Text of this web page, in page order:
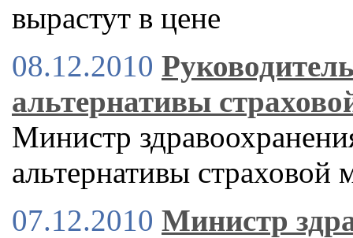
вырастут в цене
08.12.2010
альтернативы
Министр
альтернативы страховой
07.12.2010 Министр